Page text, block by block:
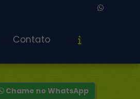
Contato
Chame no WhatsApp